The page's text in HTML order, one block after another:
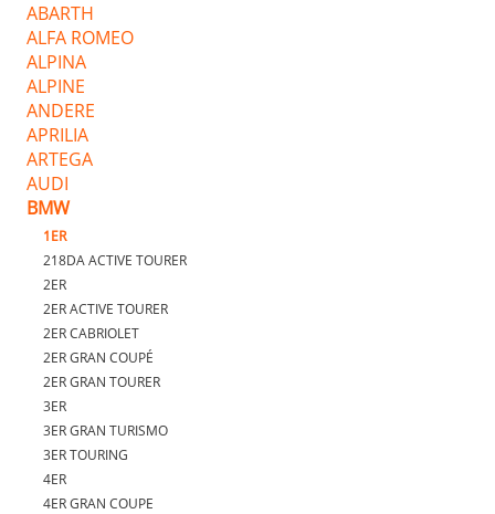
ABARTH
ALFA ROMEO
ALPINA
ALPINE
ANDERE
APRILIA
ARTEGA
AUDI
BMW
1ER
218DA ACTIVE TOURER
2ER
2ER ACTIVE TOURER
2ER CABRIOLET
2ER GRAN COUPÉ
2ER GRAN TOURER
3ER
3ER GRAN TURISMO
3ER TOURING
4ER
4ER GRAN COUPE